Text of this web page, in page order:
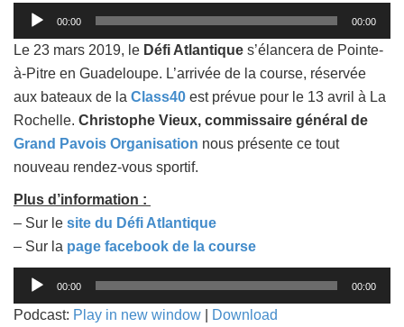
Lecteur
audio
00:00 00:00
Le 23 mars 2019, le Défi Atlantique s’élancera de Pointe-
à-Pitre en Guadeloupe. L’arrivée de la course, réservée
aux bateaux de la Class40 est prévue pour le 13 avril à La
Rochelle. Christophe Vieux, commissaire général de
Grand Pavois Organisation nous présente ce tout
nouveau rendez-vous sportif.
Plus d’information :
– Sur le site du Défi Atlantique
– Sur la page facebook de la course
Lecteur
audio
00:00 00:00
Podcast: Play in new window Download